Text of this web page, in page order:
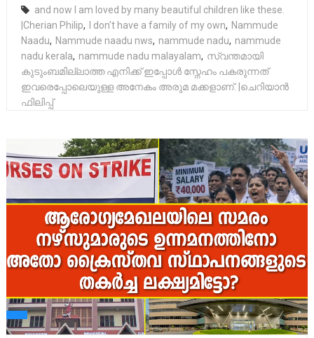
and now I am loved by many beautiful children like these.
|Cherian Philip, I don't have a family of my own, Nammude
Naadu, Nammude naadu nws, nammude nadu, nammude
nadu kerala, nammude nadu malayalam, സ്വന്തമായി
കുടുംബമില്ലാത്ത എനിക്ക് ഇപ്പോൾ സ്നേഹം പകരുന്നത്
ഇവരെപ്പോലെയുള്ള അനേകം അരുമ മക്കളാണ്. |ചെറിയാൻ
ഫിലിപ്പ്